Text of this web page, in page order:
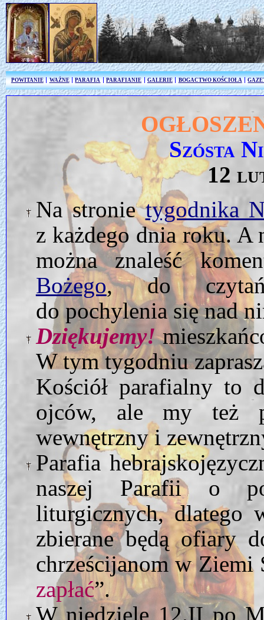
POWITANIE WAŻNE PARAFIA PARAFIANIE GALERIE BOGACTWO KOŚCIOŁA
Szósta
12
Na stronietygodnika
z każdego dnia roku. A
można znaleść
Bożego, do
do pochylenia się nad
Dziękujemy!
W tym tygodniu
Kościół parafialny to
ojców, ale my też
wewnętrzny i
Parafia
naszej Parafii o
liturgicznych, dlatego
zbierane będą ofiary
chrześcijanom w Ziemi
zapłać”.
W niedzielę 12.II po